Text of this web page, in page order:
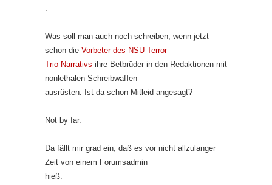
.
Was soll man auch noch schreiben, wenn jetzt
schon die Vorbeter des NSU Terror
Trio Narrativs ihre Betbrüder in den Redaktionen mit
nonlethalen Schreibwaffen
ausrüsten. Ist da schon Mitleid angesagt?
Not by far.
Da fällt mir grad ein, daß es vor nicht allzulanger
Zeit von einem Forumsadmin
hieß: